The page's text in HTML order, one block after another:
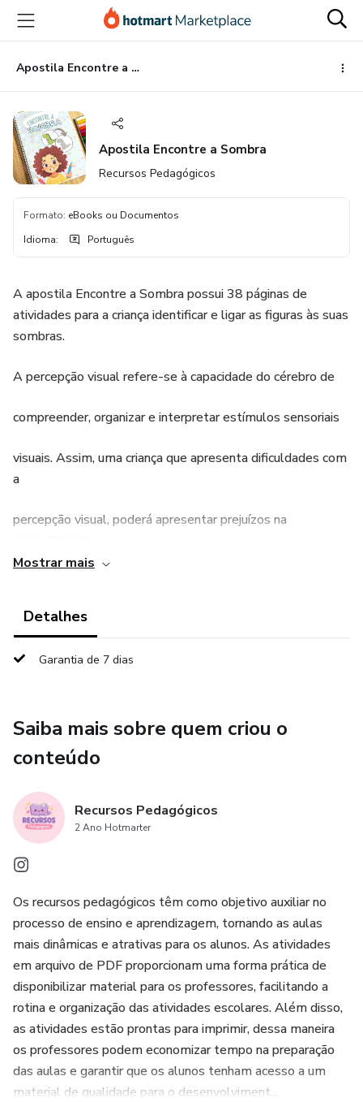
para
conteúdo
principal
para
pagamento
para
rodapé
Apostila Encontre a Sombra
Apostila Encontre a Sombra
Recursos Pedagógicos
Formato: eBooks ou Documentos
Idioma: Português
A apostila Encontre a Sombra possui 38 páginas de
atividades para a criança identificar e ligar as figuras às suas
sombras.
A percepção visual refere-se à capacidade do cérebro de
compreender, organizar e interpretar estímulos sensoriais
visuais. Assim, uma criança que apresenta dificuldades com
a
percepção visual, poderá apresentar prejuízos na
Mostrar mais
Detalhes
Garantia de 7 dias
Saiba mais sobre quem criou o
conteúdo
Recursos Pedagógicos
2 Ano Hotmarter
Os recursos pedagógicos têm como objetivo auxiliar no
processo de ensino e aprendizagem, tornando as aulas
mais dinâmicas e atrativas para os alunos. As atividades
em arquivo de PDF proporcionam uma forma prática de
disponibilizar material para os professores, facilitando a
rotina e organização das atividades escolares. Além disso,
as atividades estão prontas para imprimir, dessa maneira
os professores podem economizar tempo na preparação
das aulas e garantir que os alunos tenham acesso a um
material de qualidade para o desenvolviment...